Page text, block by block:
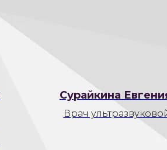
Сурайкина
Врач